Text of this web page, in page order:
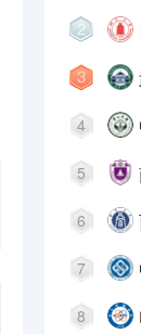
4
5
6
7
8